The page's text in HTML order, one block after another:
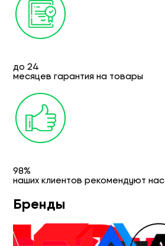
до 24
месяцев гарантия на товары
98%
наших клиентов рекомендуют нас
Бренды